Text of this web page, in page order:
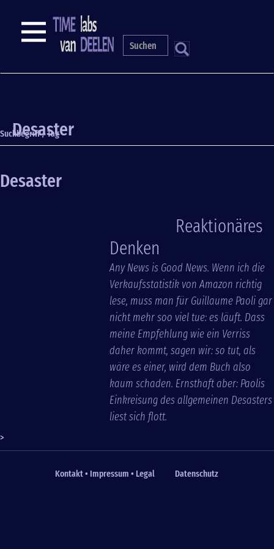
S
NAVIGATION
Desaster
Suchbegriff / Tag
Desaster
Reaktionäres
Denken
Any News is Good News. Wenn ich die
Verkaufsstatistik von Amazon richtig
lese, muss man für Guillaume Paoli gar
nicht mehr soo viel tue: es läuft. Dass
meine Empfehlung wie ein Verriss
daher kommt, sagen wir: so tut, als
wäre es einer, wird dem Buch also
kaum schaden. Ernsthaft aber: Paolis
Einkreisung des allgemeinen Desasters
liest sich flott.
>
Fußzeile
Kontakt • Impressum • Legal Datenschutz